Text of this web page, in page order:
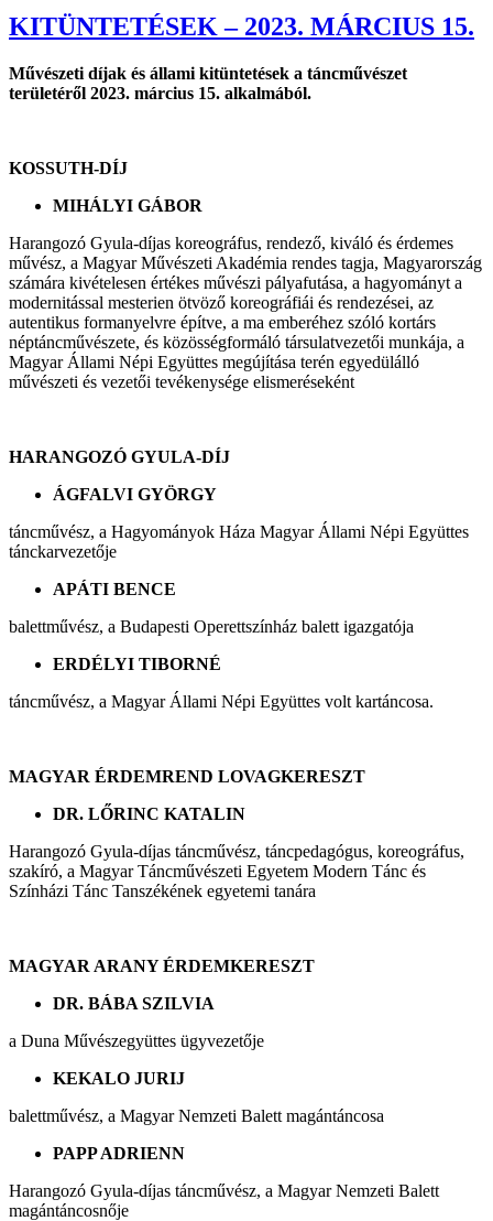
KITÜNTETÉSEK – 2023. MÁRCIUS 15.
Művészeti díjak és állami kitüntetések a táncművészet
területéről 2023. március 15. alkalmából.
KOSSUTH-DÍJ
MIHÁLYI GÁBOR
Harangozó Gyula-díjas koreográfus, rendező, kiváló és érdemes
művész, a Magyar Művészeti Akadémia rendes tagja, Magyarország
számára kivételesen értékes művészi pályafutása, a hagyományt a
modernitással mesterien ötvöző koreográfiái és rendezései, az
autentikus formanyelvre építve, a ma emberéhez szóló kortárs
néptáncművészete, és közösségformáló társulatvezetői munkája, a
Magyar Állami Népi Együttes megújítása terén egyedülálló
művészeti és vezetői tevékenysége elismeréseként
HARANGOZÓ GYULA-DÍJ
ÁGFALVI GYÖRGY
táncművész, a Hagyományok Háza Magyar Állami Népi Együttes
tánckarvezetője
APÁTI BENCE
balettművész, a Budapesti Operettszínház balett igazgatója
ERDÉLYI TIBORNÉ
táncművész, a Magyar Állami Népi Együttes volt kartáncosa.
MAGYAR ÉRDEMREND LOVAGKERESZT
DR. LŐRINC KATALIN
Harangozó Gyula-díjas táncművész, táncpedagógus, koreográfus,
szakíró, a Magyar Táncművészeti Egyetem Modern Tánc és
Színházi Tánc Tanszékének egyetemi tanára
MAGYAR ARANY ÉRDEMKERESZT
DR. BÁBA SZILVIA
a Duna Művészegyüttes ügyvezetője
KEKALO JURIJ
balettművész, a Magyar Nemzeti Balett magántáncosa
PAPP ADRIENN
Harangozó Gyula-díjas táncművész, a Magyar Nemzeti Balett
magántáncosnője